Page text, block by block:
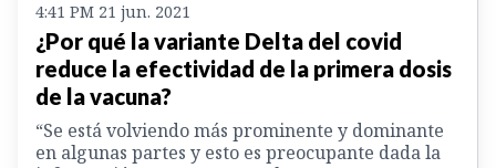
4:41 PM 21 jun. 2021
¿Por qué la variante Delta del covid
reduce la efectividad de la primera dosis
de la vacuna?
“Se está volviendo más prominente y dominante
en algunas partes y esto es preocupante dada la